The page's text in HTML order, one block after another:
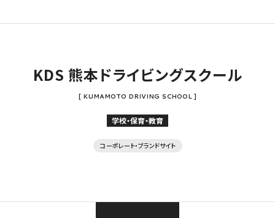
KDS 熊本ドライビングスクール
[ KUMAMOTO DRIVING SCHOOL ]
学校・保育・教育
コーポレート・ブランドサイト